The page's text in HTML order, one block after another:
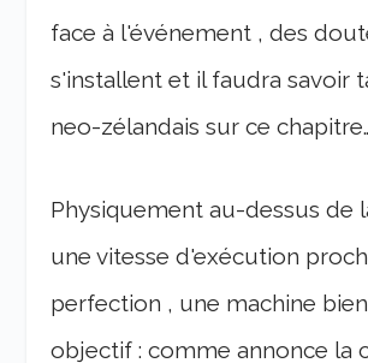
face à l'événement , des
s'installent et il faudra savoir
neo-zélandais sur ce
Physiquement au-dessus de
une vitesse d'exécution
perfection , une machine
objectif : comme annonce la